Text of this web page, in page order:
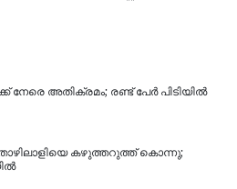
അതിക്രമം; രണ്ട് പേർ പിടിയിൽ
കഴുത്തറുത്ത് കൊന്നു;